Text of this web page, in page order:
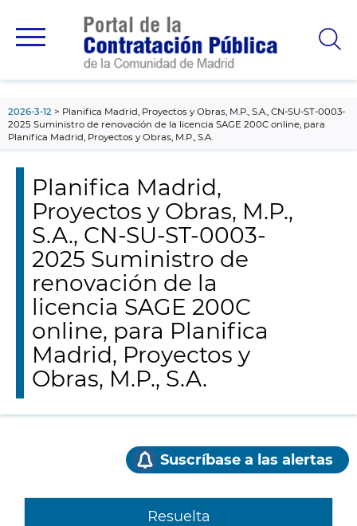
principal
2026-3-12
Planifica Madrid, Proyectos y Obras, M.P., S.A., CN-SU-ST-0003-
2025 Suministro de renovación de la licencia SAGE 200C online, para
Planifica Madrid, Proyectos y Obras, M.P., S.A.
Planifica Madrid,
Proyectos y Obras, M.P.,
S.A., CN-SU-ST-0003-
2025 Suministro de
renovación de la
licencia SAGE 200C
online, para Planifica
Madrid, Proyectos y
Obras, M.P., S.A.
Suscríbase a las alertas
Resuelta